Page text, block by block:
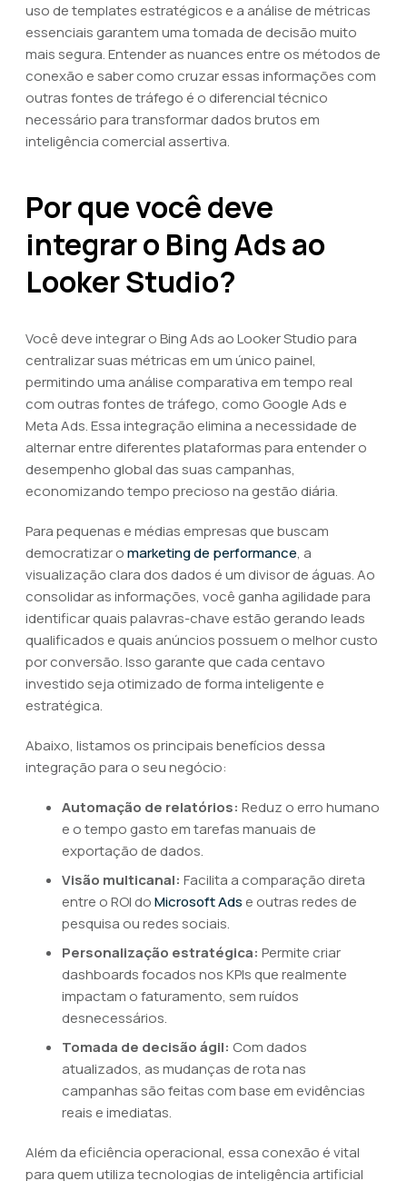
uso de templates estratégicos e a análise de métricas
essenciais garantem uma tomada de decisão muito
mais segura. Entender as nuances entre os métodos de
conexão e saber como cruzar essas informações com
outras fontes de tráfego é o diferencial técnico
necessário para transformar dados brutos em
inteligência comercial assertiva.
Por que você deve
integrar o Bing Ads ao
Looker Studio?
Você deve integrar o Bing Ads ao Looker Studio para
centralizar suas métricas em um único painel,
permitindo uma análise comparativa em tempo real
com outras fontes de tráfego, como Google Ads e
Meta Ads. Essa integração elimina a necessidade de
alternar entre diferentes plataformas para entender o
desempenho global das suas campanhas,
economizando tempo precioso na gestão diária.
Para pequenas e médias empresas que buscam
democratizar omarketing de performance, a
visualização clara dos dados é um divisor de águas. Ao
consolidar as informações, você ganha agilidade para
identificar quais palavras-chave estão gerando leads
qualificados e quais anúncios possuem o melhor custo
por conversão. Isso garante que cada centavo
investido seja otimizado de forma inteligente e
estratégica.
Abaixo, listamos os principais benefícios dessa
integração para o seu negócio:
Automação de relatórios: Reduz o erro humano
e o tempo gasto em tarefas manuais de
exportação de dados.
Visão multicanal: Facilita a comparação direta
entre o ROI doMicrosoft Ads e outras redes de
pesquisa ou redes sociais.
Personalização estratégica: Permite criar
dashboards focados nos KPIs que realmente
impactam o faturamento, sem ruídos
desnecessários.
Tomada de decisão ágil: Com dados
atualizados, as mudanças de rota nas
campanhas são feitas com base em evidências
reais e imediatas.
Além da eficiência operacional, essa conexão é vital
para quem utiliza tecnologias de inteligência artificial